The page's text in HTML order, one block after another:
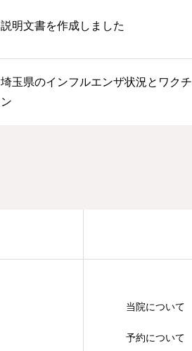
説明文書を作成しました
埼玉県のインフルエンザ状況とワクチ
ン
当院について
予約について